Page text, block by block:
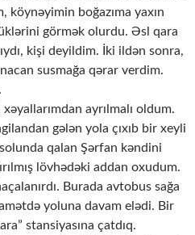
köynəyimin boğazıma yaxın
görmək olurdu. Əsl qara
kişi deyildim. İki ildən sonra,
susmağa qərar verdim.
ayrılmalı oldum.
gələn yola çıxıb bir xeyli
qalan Şərfan kəndini
lövhədəki addan oxudum.
Burada avtobus sağa
yoluna davam elədi. Bir
stansiyasına çatdıq.